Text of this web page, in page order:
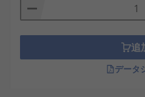
電源モジュール
：入力
ムや産業機器に使用され
電源ラインフィルタ：高
し、電子機器の安定性を
追
データ